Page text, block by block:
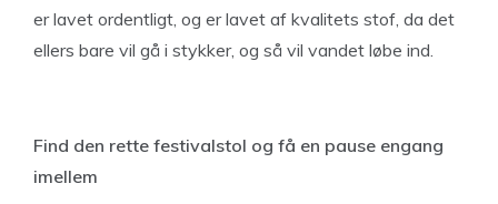
er lavet ordentligt, og er lavet af kvalitets stof, da det
ellers bare vil gå i stykker, og så vil vandet løbe ind.
Find den rette festivalstol og få en pause engang
imellem